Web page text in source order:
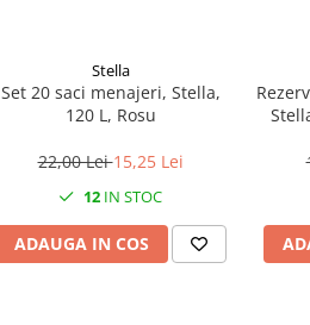
Stella
Set 20 saci menajeri, Stella,
120 L, Rosu
22,00 Lei15,25 Lei
12 IN STOC
ADAUGA IN COS